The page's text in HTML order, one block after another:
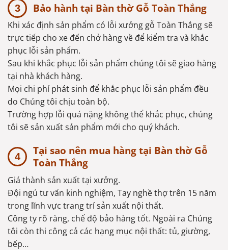
Bảo hành tại Bàn thờ Gỗ Toàn Thắng
Khi xác định sản phẩm có lỗi xưởng gỗ Toàn Thắng sẽ
trực tiếp cho xe đến chở hàng về để kiểm tra và khắc
phục lỗi sản phẩm.
Sau khi khắc phục lỗi sản phẩm chúng tôi sẽ giao hàng
tại nhà khách hàng.
Mọi chi phí phát sinh để khắc phục lỗi sản phẩm đều
do Chúng tôi chịu toàn bộ.
Trường hợp lỗi quá nặng không thể khắc phục, chúng
tôi sẽ sản xuất sản phẩm mới cho quý khách.
Tại sao nên mua hàng tại Bàn thờ Gỗ
Toàn Thắng
Giá thành sản xuất tại xưởng.
Đội ngủ tư vấn kinh nghiệm, Tay nghề thợ trên 15 năm
trong lĩnh vực trang trí sản xuất nội thất.
Công ty rõ ràng, chế độ bảo hàng tốt. Ngoài ra Chúng
tôi còn thi công cả các hạng mục nội thất: tủ, giường,
bếp…